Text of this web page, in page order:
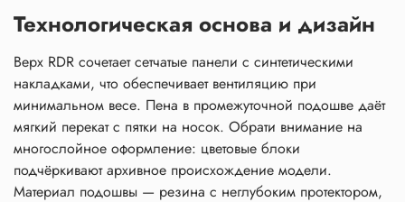
Технологическая основа и дизайн
Верх RDR сочетает сетчатые панели с синтетическими
накладками, что обеспечивает вентиляцию при
минимальном весе. Пена в промежуточной подошве даёт
мягкий перекат с пятки на носок. Обрати внимание на
многослойное оформление: цветовые блоки
подчёркивают архивное происхождение модели.
Материал подошвы — резина с неглубоким протектором,